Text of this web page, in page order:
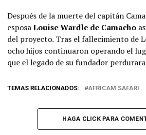
Después de la muerte del capitán
esposaLouise Wardle de Camacho
del proyecto. Tras el fallecimiento de
ocho hijos continuaron operando el
que el legado de su fundador
TEMAS RELACIONADOS: AFRICAM SAFARI
HAGA CLICK PARA